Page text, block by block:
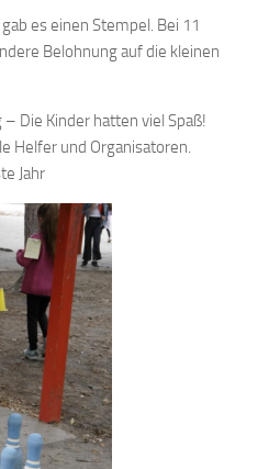
es einen Stempel. Bei 11
Belohnung auf die kleinen
Die Kinder hatten viel Spaß!
Helfer und Organisatoren.
Jahr